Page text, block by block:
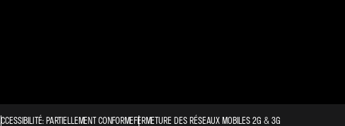
PARTIELLEMENT CONFORMEFERMETURE DES RÉSEAUX MOBILES 2G & 3G